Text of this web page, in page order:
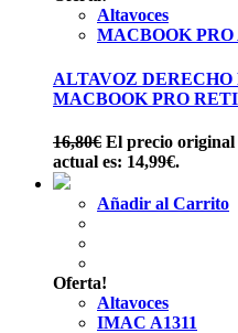
Altavoces
MACBOOK PRO
ALTAVOZ
MACBOOK PRO
16,80€ El precio original
actual es: 14,99€.
Añadir al Carrito
Oferta!
Altavoces
IMAC A1311